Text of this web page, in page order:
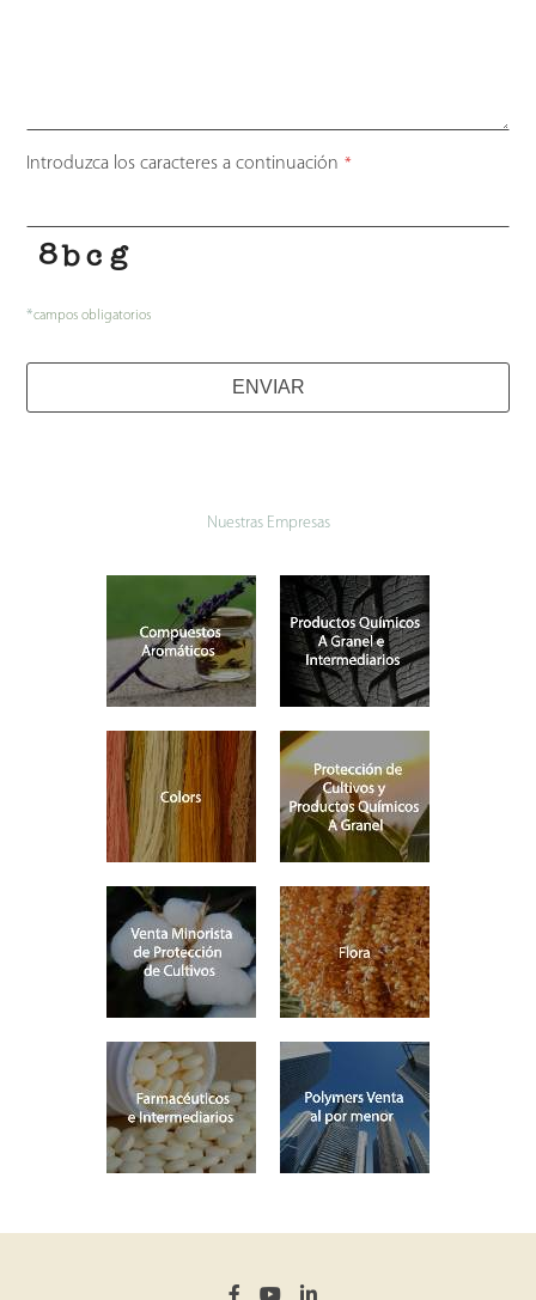
Introduzca los caracteres a continuación *
*campos obligatorios
ENVIAR
Nuestras Empresas